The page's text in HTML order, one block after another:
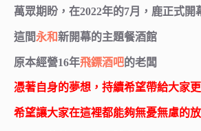
萬眾期盼，在2022年的7月，鹿正式開
這間永和新開幕的主題餐酒館
原本經營16年飛鏢酒吧的老闆
憑著自身的夢想，持續希望帶給大家
希望讓大家在這裡都能夠無憂無慮的